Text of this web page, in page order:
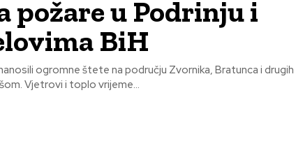
požare u Podrinju i
BiH
ogromne štete na području Zvornika, Bratunca i drugih
Vjetrovi i toplo vrijeme...